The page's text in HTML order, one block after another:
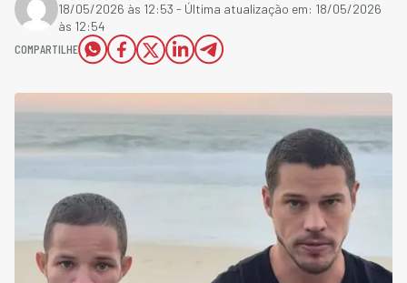
18/05/2026 às 12:53 - Última atualização em: 18/05/2026
às 12:54
COMPARTILHE